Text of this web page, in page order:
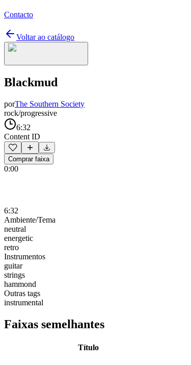
Contacto
Voltar ao catálogo
Blackmud
porThe Southern Society
rock/progressive
6:32
Content ID
Comprar faixa
0:00
6:32
Ambiente/Tema
neutral
energetic
retro
Instrumentos
guitar
strings
hammond
Outras tags
instrumental
Faixas semelhantes
Título